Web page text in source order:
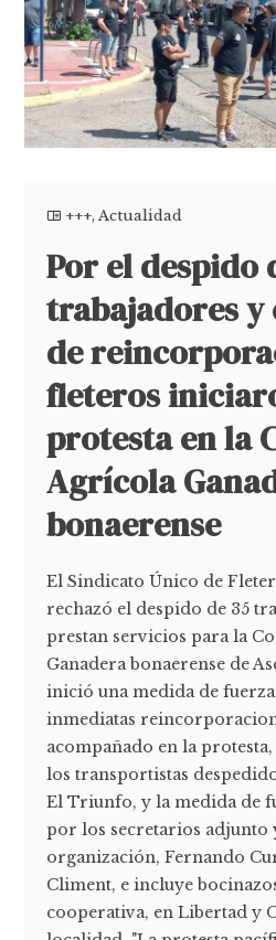
+++,Actualidad
Por el despido
trabajadores y
de
fleteros
protesta en la
Agrícola
bonaerense
El Sindicato Único de
rechazó el despido de 35
prestan servicios para la
Ganadera bonaerense de
inició una medida de
inmediatas
acompañado en la
los transportistas
El Triunfo, y la medida de
por los secretarios adjunto
organización, Fernando
Climent, e incluye
cooperativa, en Libertad y